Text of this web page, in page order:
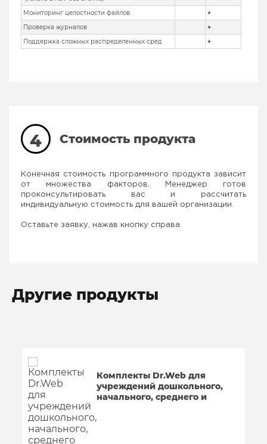
Мониторинг целостности файлов
+
Проверка журналов
+
Поддержка сложных распределенных сред
+
4 Стоимость продукта
Конечная стоимость программного продукта зависит
от множества факторов. Менеджер готов
проконсультировать вас и рассчитать
индивидуальную стоимость для вашей организации.
Оставьте заявку, нажав кнопку справа.
Другие продукты
Комплекты Dr.Web для
учреждений дошкольного,
начального, среднего и